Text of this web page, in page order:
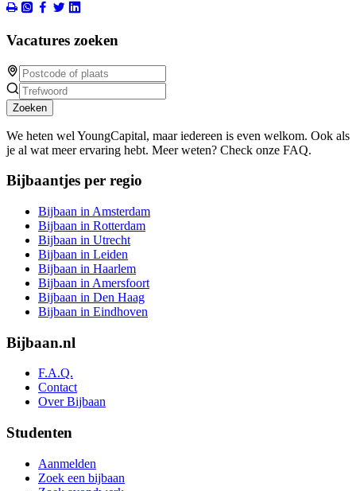
Vacatures zoeken
Zoeken
We heten wel YoungCapital, maar iedereen is even welkom. Ook als
je al wat meer ervaring hebt. Meer weten? Check onze FAQ.
Bijbaantjes per regio
Bijbaan in Amsterdam
Bijbaan in Rotterdam
Bijbaan in Utrecht
Bijbaan in Leiden
Bijbaan in Haarlem
Bijbaan in Amersfoort
Bijbaan in Den Haag
Bijbaan in Eindhoven
Bijbaan.nl
F.A.Q.
Contact
Over Bijbaan
Studenten
Aanmelden
Zoek een bijbaan